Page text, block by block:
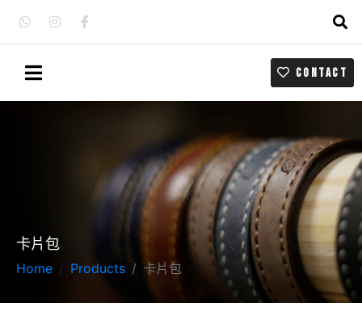
CONTACT
卡片包
Home Products 卡片包